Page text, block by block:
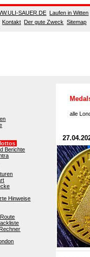
SAUER.DE Laufen in Witten
Kontakt Der gute Zweck Sitemap
Berichte
Hinweise
alle